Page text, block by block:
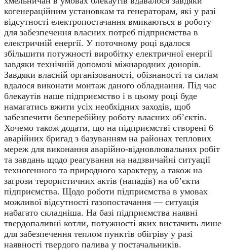
когенераційним установкам та генераторам, які у разі
відсутності електропостачання вмикаються в роботу
для забезпечення власних потреб підприємства в
електричній енергії. У поточному році вдалося
збільшити потужності виробітку електричної енергії
завдяки технічній допомозі міжнародних донорів.
Завдяки власній організованості, обізнаності та силам
вдалося виконати монтаж даного обладнання. Під час
блекаутів наше підприємство і в цьому році буде
намагатись вжити усіх необхідних заходів, щоб
забезпечити безперебійну роботу власних об’єктів.
Хочемо також додати, що на підприємстві створені 6
аварійних бригад з базуванням на районах теплових
мереж для виконання аварійно-відновлювальних робіт
та завдань щодо реагування на надзвичайні ситуації
техногенного та природного характеру, а також на
загрози терористичних актів (нападів) на об’єкти
підприємства. Щодо роботи підприємства в умовах
можливої відсутності газопостачання — ситуація
набагато складніша. На базі підприємства наявні
твердопаливні котли, потужності яких вистачить лише
для забезпечення теплом пунктів обігріву у разі
наявності твердого палива у постачальників.